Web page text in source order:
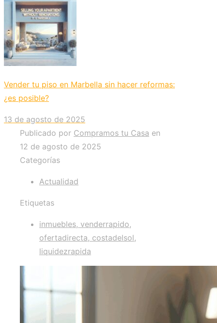
Vender tu piso en Marbella sin hacer reformas:
¿es posible?
13 de agosto de 2025
Publicado por Compramos tu Casa en
12 de agosto de 2025
Categorías
Actualidad
Etiquetas
inmuebles, venderrapido,
ofertadirecta, costadelsol,
liquidezrapida